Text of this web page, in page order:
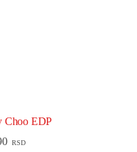
Choo EDP
RSD